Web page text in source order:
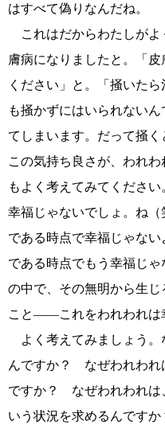
はすべて偽りなんだね。
これはだからわたしがよ
膚病になりましたと。「
ください」と。「掻いた
も掻かずにはいられない
てしまいます。だって掻く
この気持ち良さが、われ
もよく考えてみてくださ
幸福じゃないでしょ。ね
である時点で幸福じゃな
である時点でもう幸福じ
の中で、その無明から生
こと――これをわれわれは
よく考えてみましょう。
んですか？ なぜわれわれ
ですか？ なぜわれわれは
いう状況を求めるんです